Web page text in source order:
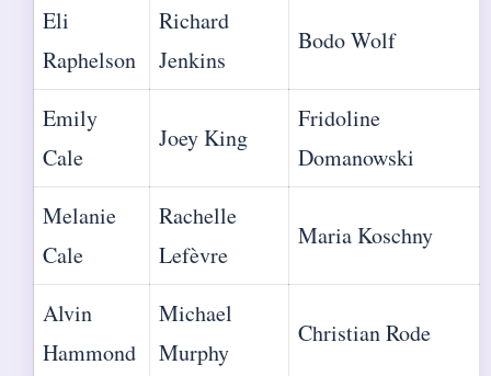
Eli
Raphelson
Richard
Jenkins
Bodo Wolf
Emily
Cale
Joey King
Fridoline
Domanowski
Melanie
Cale
Rachelle
Lefèvre
Maria Koschny
Alvin
Hammond
Michael
Murphy
Christian Rode